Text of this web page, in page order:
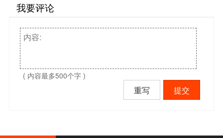
我要评论
( 内容最多500个字 )
重写 提交